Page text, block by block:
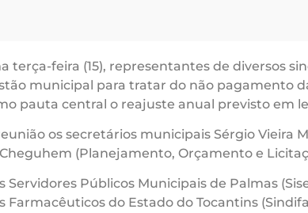
terça-feira (15), representantes de diversos
municipal para tratar do não pagamento
pauta central o reajuste anual previsto em
os secretários municipais Sérgio Vieira
(Planejamento, Orçamento e
Servidores Públicos Municipais de Palmas
Farmacêuticos do Estado do Tocantins